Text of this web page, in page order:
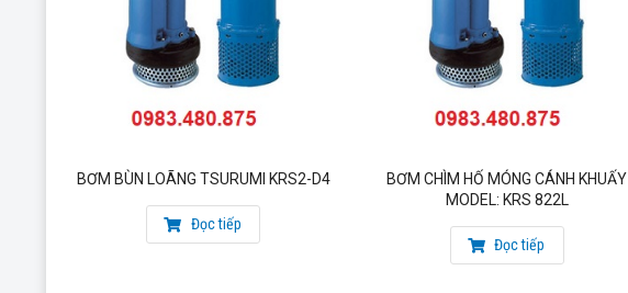
BƠM BÙN LOÃNG TSURUMI KRS2-D4
Đọc tiếp
BƠM CHÌM HỐ MÓNG CÁNH KHUẤY
MODEL: KRS 822L
Đọc tiếp